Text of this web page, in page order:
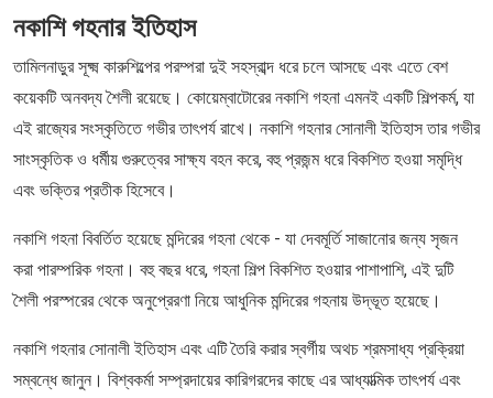
নকাশি গহনার ইতিহাস
তামিলনাড়ুর সূক্ষ্ম কারুশিল্পের পরম্পরা দুই সহস্রাব্দ ধরে চলে আসছে এবং এতে বেশ
কয়েকটি অনবদ্য শৈলী রয়েছে। কোয়েম্বাটোরের নকাশি গহনা এমনই একটি শিল্পকর্ম, যা
এই রাজ্যের সংস্কৃতিতে গভীর তাৎপর্য রাখে। নকাশি গহনার সোনালী ইতিহাস তার গভীর
সাংস্কৃতিক ও ধর্মীয় গুরুত্বের সাক্ষ্য বহন করে, বহু প্রজন্ম ধরে বিকশিত হওয়া সমৃদ্ধি
এবং ভক্তির প্রতীক হিসেবে।
নকাশি গহনা বিবর্তিত হয়েছে মন্দিরের গহনা থেকে - যা দেবমূর্তি সাজানোর জন্য সৃজন
করা পারম্পরিক গহনা। বহু বছর ধরে, গহনা শিল্প বিকশিত হওয়ার পাশাপাশি, এই দুটি
শৈলী পরস্পরের থেকে অনুপ্রেরণা নিয়ে আধুনিক মন্দিরের গহনায় উদ্ভূত হয়েছে।
নকাশি গহনার সোনালী ইতিহাস এবং এটি তৈরি করার স্বর্গীয় অথচ শ্রমসাধ্য প্রক্রিয়া
সম্বন্ধে জানুন। বিশ্বকর্মা সম্প্রদায়ের কারিগরদের কাছে এর আধ্যাত্মিক তাৎপর্য এবং